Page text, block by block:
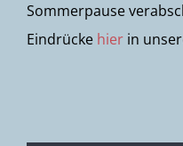
Sommerpause
Eindrücke hier in